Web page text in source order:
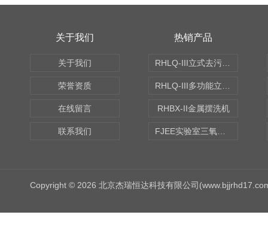
关于我们
关于我们
荣誉资质
在线留言
联系我们
热销产品
RHBX-II金属摆洗机
Copyright © 2026 北京杰瑞恒达科技有限公司